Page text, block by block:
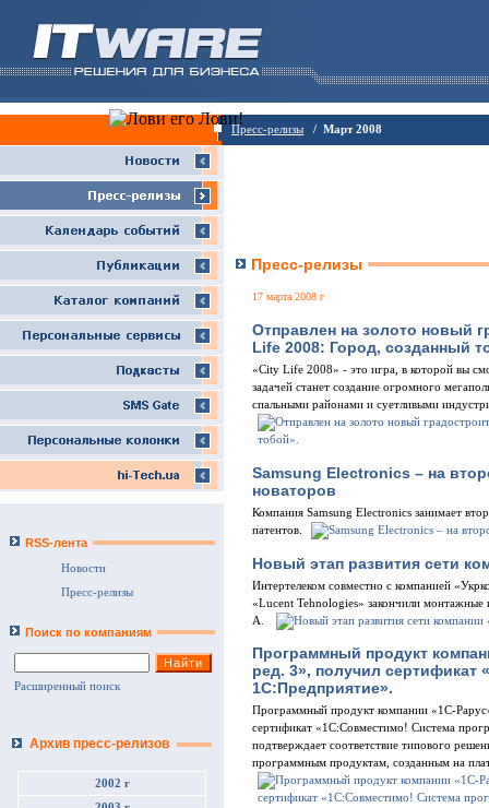
Пресс-релизы / Март 2008
RSS-лента
Новости
Пресс-релизы
Поиск по компаниям
Расширенный поиск
Архив пресс-релизов
2002 г
Пресс-релизы
17 марта 2008 г
Отправлен на золото новый
Life 2008: Город, созданный
«City Life 2008» - это игра, в которой вы
задачей станет создание огромного
спальными районами и суетливыми
Samsung Electronics – на
новаторов
Компания Samsung Electronics занимает
патентов.
Новый этап развития сети
Интертелеком совместно с компанией
«Lucent Tehnologies» закончили
A.
Программный продукт
ред. 3», получил
1С:Предприятие».
Программный продукт компании «1С-
сертификат «1С:Совместимо! Система
подтверждает соответствие типового
программным продуктам, созданным на